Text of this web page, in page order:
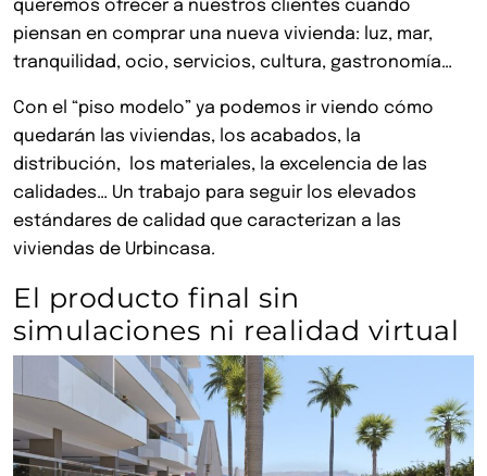
queremos ofrecer a nuestros clientes cuando
piensan en comprar una nueva vivienda: luz, mar,
tranquilidad, ocio, servicios, cultura, gastronomía…
Con el “piso modelo” ya podemos ir viendo cómo
quedarán las viviendas, los acabados, la
distribución, los materiales, la excelencia de las
calidades… Un trabajo para seguir los elevados
estándares de calidad que caracterizan a las
viviendas de Urbincasa.
El producto final sin
simulaciones ni realidad virtual